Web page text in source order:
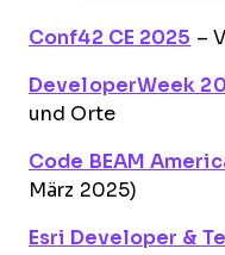
Conf42 CE 2025 –
DeveloperWeek
und Orte
Code BEAM
März 2025)
Esri Developer &